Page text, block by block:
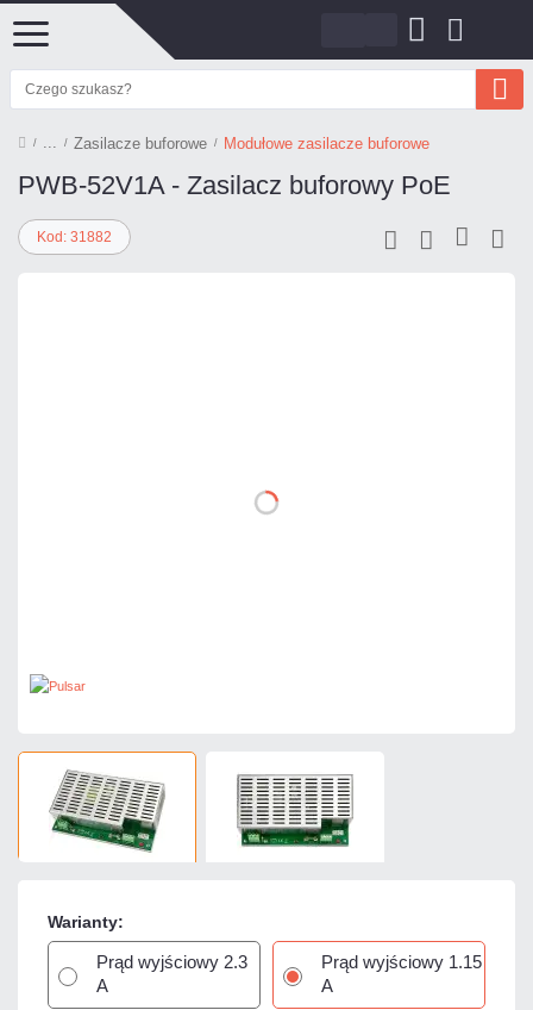
Zasilacze buforowe Modułowe zasilacze buforowe
PWB-52V1A - Zasilacz buforowy PoE
Kod: 31882
Warianty:
Prąd wyjściowy 2.3
A
Prąd wyjściowy 1.15
A